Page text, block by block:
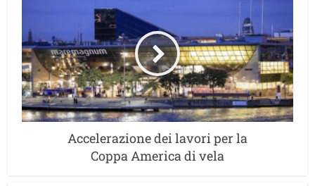
Accelerazione dei lavori per la
Coppa America di vela